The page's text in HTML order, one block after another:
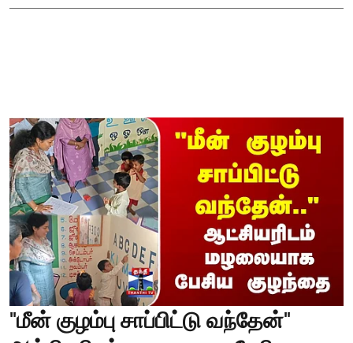
"மீன் குழம்பு சாப்பிட்டு வந்தேன்"